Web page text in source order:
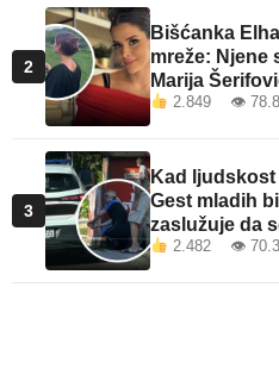
2
Bišćanka
mreže: Njene
Marija
2.849 👁
3
Kad
Gest mladih
zaslužuje da
2.482 👁